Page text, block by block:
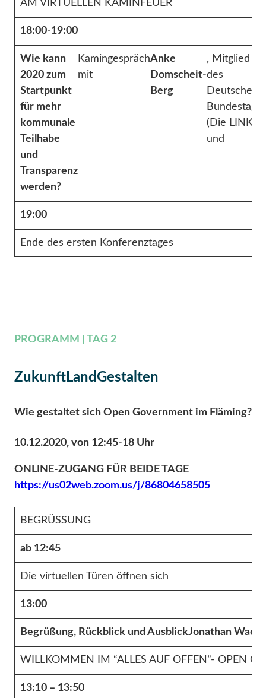
AM VIRTUELLEN KAMINFEUER
18:00-19:00
Wie kann
2020 zum
Startpunkt
für mehr
kommunale
Teilhabe
und
Transparenz
werden?
Kamingespräch
mit
Anke
Domscheit-
Berg
, Mitglied
des
Deutschen
(Die LINKE)
und
19:00
Ende des ersten Konferenztages
PROGRAMM | TAG 2
ZukunftLandGestalten
Wie gestaltet sich Open Government im Fläming?
10.12.2020, von 12:45-18 Uhr
ONLINE-ZUGANG FÜR BEIDE TAGE
https://us02web.zoom.us/j/86804658505
BEGRÜSSUNG
ab 12:45
Die virtuellen Türen öffnen sich
13:00
Begrüßung, Rückblick und AusblickJonathan
WILLKOMMEN IM “ALLES AUF OFFEN”- OPEN
13:10 – 13:50